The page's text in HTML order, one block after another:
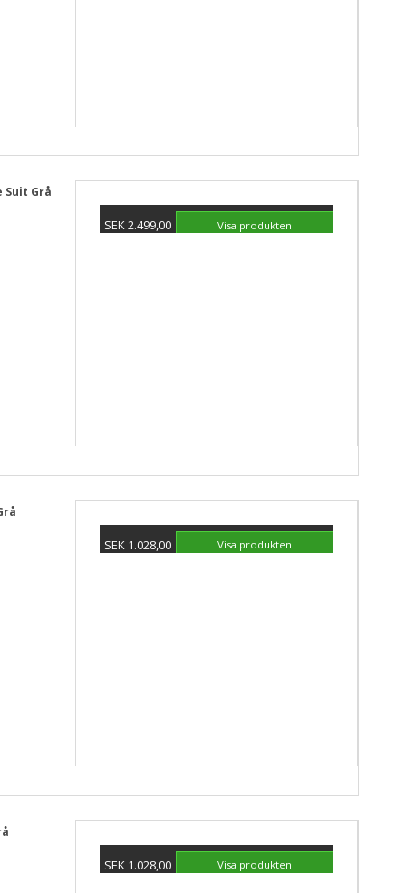
Suit Grå
SEK 2.499,00 Visa produkten
SEK 1.028,00 Visa produkten
SEK 1.028,00 Visa produkten